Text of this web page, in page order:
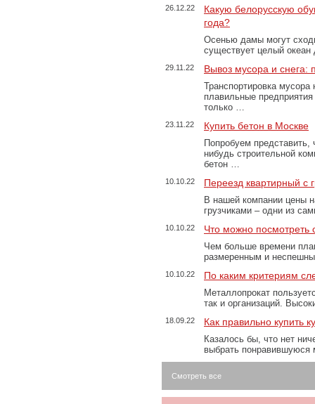
26.12.22
Какую белорусскую
года?
Осенью дамы могут
существует целый
29.11.22 Вывоз мусора и
Транспортировка
плавильные
только …
23.11.22 Купить бетон в Москве
Попробуем представить,
нибудь строительной
бетон …
10.10.22 Переезд квартирный с
В нашей компании цены
грузчиками – одни из
10.10.22 Что можно посмотреть
Чем больше времени
размеренным и
10.10.22 По каким критериям
Металлопрокат
так и организаций.
18.09.22 Как правильно купить
Казалось бы, что нет
выбрать
Смотреть все